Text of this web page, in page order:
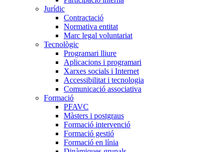
Jurídic
Contractació
Normativa entitat
Marc legal voluntariat
Tecnològic
Programari lliure
Aplicacions i programari
Xarxes socials i Internet
Accessibilitat i tecnologia
Comunicació associativa
Formació
PFAVC
Màsters i postgraus
Formació intervenció
Formació gestió
Formació en línia